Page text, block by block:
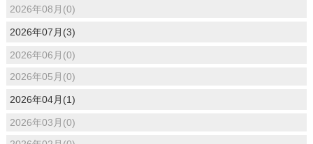
2026年08月(0)
2026年07月(3)
2026年06月(0)
2026年05月(0)
2026年04月(1)
2026年03月(0)